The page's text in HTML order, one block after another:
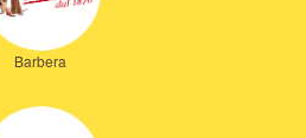
Barbera